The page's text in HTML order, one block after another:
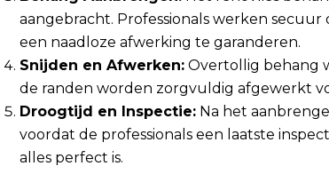
aangebracht. Professionals werken
een naadloze afwerking te garanderen.
Snijden en Afwerken: Overtollig behang
de randen worden zorgvuldig afgewerkt
Droogtijd en Inspectie: Na het
voordat de professionals een laatste
alles perfect is.